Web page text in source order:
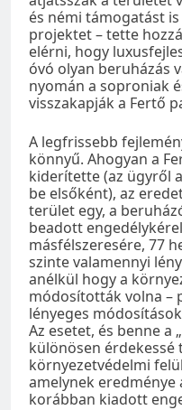
és némi támogatást
projektet – tette
elérni, hogy
óvó olyan beruházás
nyomán a soproniak
visszakapják a Fertő
A legfrissebb
könnyű. Ahogyan a
kiderítette (az ügyről a
be elsőként), az
terület egy, a
beadott
másfélszeresére, 77
szinte valamennyi
anélkül hogy a
módosították volna –
lényeges
Az esetet, és benne a
különösen érdekessé
környezetvédelmi
amelynek eredménye
korábban kiadott